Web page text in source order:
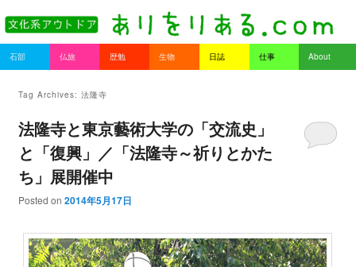
Main menu
Skip to primary content
Skip to secondary content
石部 仏旅 歴勉 生物 日誌 仕事 About
Tag Archives: 法隆寺
法隆寺と東京藝術大学の「交流史」
と「復興」／「法隆寺～祈りとかた
ち」展開催中
Posted on 2014年5月17日